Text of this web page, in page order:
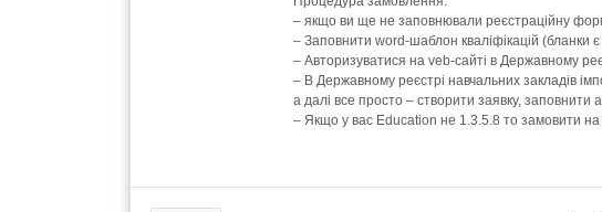
– якщо ви ще не заповнювали реєстраційну
– Заповнити word-шаблон кваліфікацій (бланки є
– Авторизуватися на veb-сайті в Державному
– В Державному реєстрі навчальних закладів
а далі все просто – створити заявку, заповнити
– Якщо у вас Education не 1.3.5.8 то замовити на